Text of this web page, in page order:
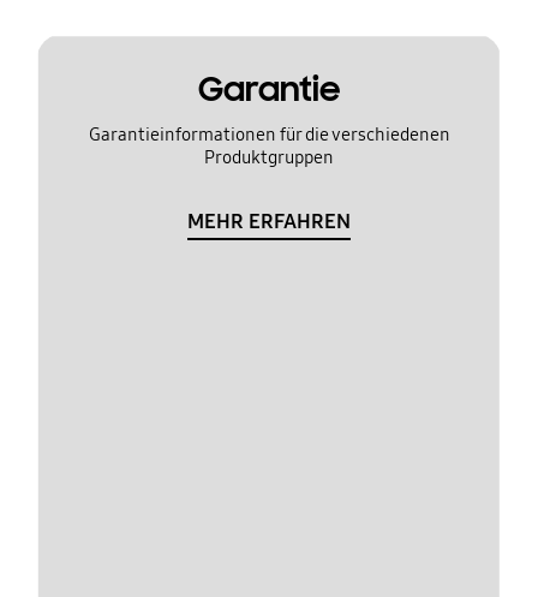
Garantie
Garantieinformationen für die verschiedenen
Produktgruppen
MEHR ERFAHREN